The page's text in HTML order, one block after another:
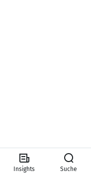
Insights Suche